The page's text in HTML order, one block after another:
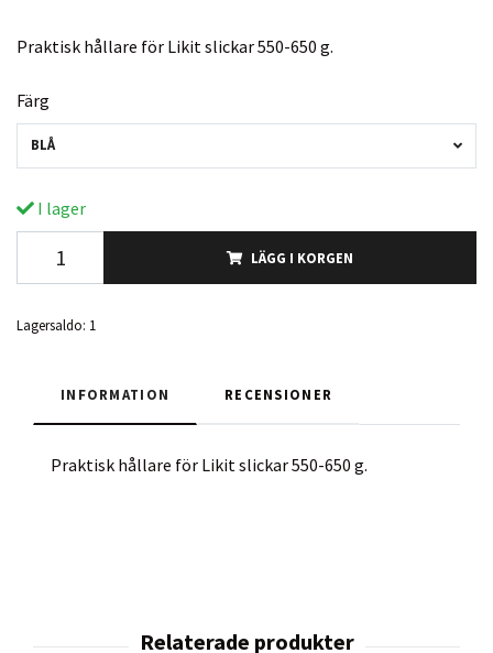
Praktisk hållare för Likit slickar 550-650 g.
Färg
BLÅ
I lager
LÄGG I KORGEN
Lagersaldo: 1
INFORMATION RECENSIONER
Praktisk hållare för Likit slickar 550-650 g.